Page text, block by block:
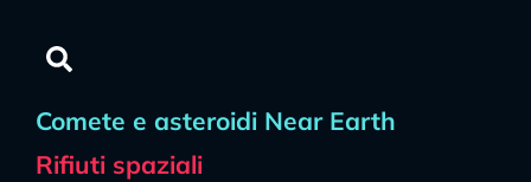
Comete e asteroidi Near Earth
Rifiuti spaziali